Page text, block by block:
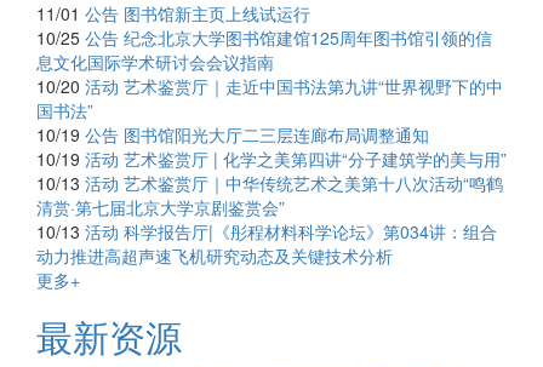
11/01 公告 图书馆新主页上线试运行
10/25 公告 纪念北京大学图书馆建馆125周年图书馆引领的信
息文化国际学术研讨会会议指南
10/20 活动 艺术鉴赏厅｜走近中国书法第九讲“世界视野下的中
国书法”
10/19 公告 图书馆阳光大厅二三层连廊布局调整通知
10/19 活动 艺术鉴赏厅 | 化学之美第四讲“分子建筑学的美与用”
10/13 活动 艺术鉴赏厅｜中华传统艺术之美第十八次活动“鸣鹤
清赏·第七届北京大学京剧鉴赏会”
10/13 活动 科学报告厅|《彤程材料科学论坛》第034讲：组合
动力推进高超声速飞机研究动态及关键技术分析
更多+
最新资源